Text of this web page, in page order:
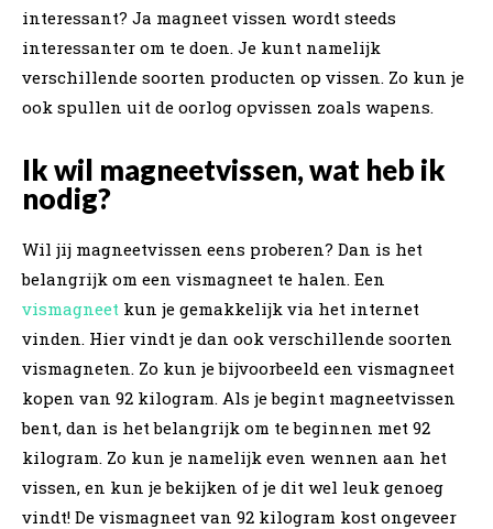
interessant? Ja magneet vissen wordt steeds
interessanter om te doen. Je kunt namelijk
verschillende soorten producten op vissen. Zo kun je
ook spullen uit de oorlog opvissen zoals wapens.
Ik wil magneetvissen, wat heb ik
nodig?
Wil jij magneetvissen eens proberen? Dan is het
belangrijk om een vismagneet te halen. Een
vismagneet kun je gemakkelijk via het internet
vinden. Hier vindt je dan ook verschillende soorten
vismagneten. Zo kun je bijvoorbeeld een vismagneet
kopen van 92 kilogram. Als je begint magneetvissen
bent, dan is het belangrijk om te beginnen met 92
kilogram. Zo kun je namelijk even wennen aan het
vissen, en kun je bekijken of je dit wel leuk genoeg
vindt! De vismagneet van 92 kilogram kost ongeveer